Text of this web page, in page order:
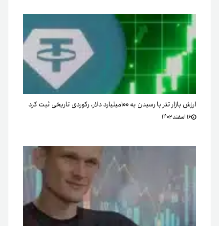
ارزش بازار تتر با رسیدن به ۱۰۰میلیارد دلار، رکوردی تاریخی ثبت کرد
۱۶ اسفند ۱۴۰۲